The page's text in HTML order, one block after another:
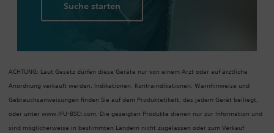
Suche starten
ACHTUNG: Laut Gesetz dürfen diese Geräte nur von einem Arzt oder auf ärztliche
Anordnung verkauft werden. Indikationen, Kontraindikationen, Warnhinweise und
Gebrauchsanweisungen finden Sie auf dem Produktetikett, das jedem Gerät beiliegt,
oder unter www.IFU-BSCI.com. Die gezeigten Produkte dienen nur zur Information und
sind möglicherweise in bestimmten Ländern nicht zugelassen oder zum Verkauf